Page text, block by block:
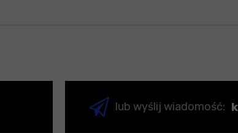
lub wyślij wiadomość: